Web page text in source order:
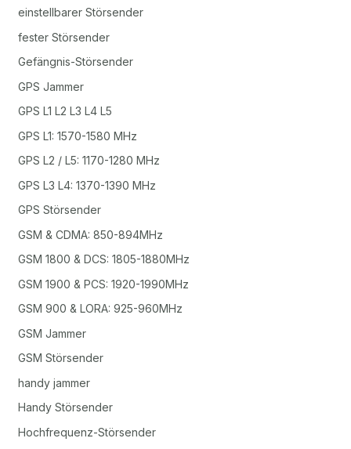
einstellbarer Störsender
fester Störsender
Gefängnis-Störsender
GPS Jammer
GPS L1 L2 L3 L4 L5
GPS L1: 1570-1580 MHz
GPS L2 / L5: 1170-1280 MHz
GPS L3 L4: 1370-1390 MHz
GPS Störsender
GSM & CDMA: 850-894MHz
GSM 1800 & DCS: 1805-1880MHz
GSM 1900 & PCS: 1920-1990MHz
GSM 900 & LORA: 925-960MHz
GSM Jammer
GSM Störsender
handy jammer
Handy Störsender
Hochfrequenz-Störsender